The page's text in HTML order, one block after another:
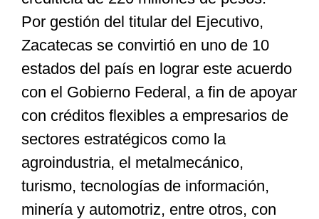
Por gestión del titular del Ejecutivo,
Zacatecas se convirtió en uno de 10
estados del país en lograr este acuerdo
con el Gobierno Federal, a fin de apoyar
con créditos flexibles a empresarios de
sectores estratégicos como la
agroindustria, el metalmecánico,
turismo, tecnologías de información,
minería y automotriz, entre otros, con